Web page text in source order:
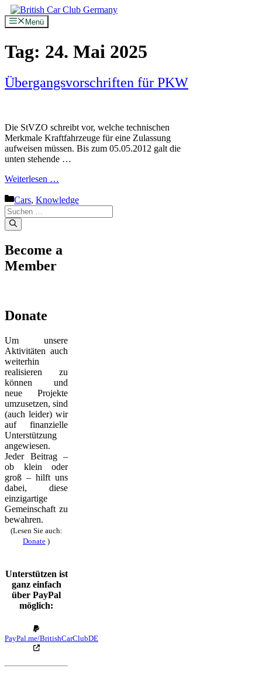
Zum
Inhalt
springen
Menü
Tag: 24. Mai 2025
Übergangsvorschriften für PKW
Die StVZO schreibt vor, welche technischen
Merkmale Kraftfahrzeuge für eine Zulassung
aufweisen müssen. Bis zum 05.05.2012 galt die
unten stehende …
Weiterlesen …
Kategorien
Cars, Knowledge
Suche
nach:
Become a
Member
Donate
Um unsere
Aktivitäten auch
weiterhin
realisieren zu
können und
neue Projekte
umzusetzen, sind
(auch leider) wir
auf finanzielle
Unterstützung
angewiesen.
Jeder Beitrag –
ob klein oder
groß – hilft uns
dabei, diese
einzigartige
Gemeinschaft zu
bewahren.
(Lesen Sie auch:
Donate )
Unterstützen ist
ganz einfach
über PayPal
möglich:
PayPal.me/BritishCarClubDE